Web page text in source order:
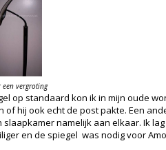
vergroting
op standaard kon ik in mijn oude
of hij ook echt de post pakte. Een
slaapkamer namelijk aan elkaar. Ik
en de spiegel was nodig voor